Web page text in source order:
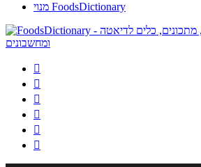
מנוי FoodsDictionary





